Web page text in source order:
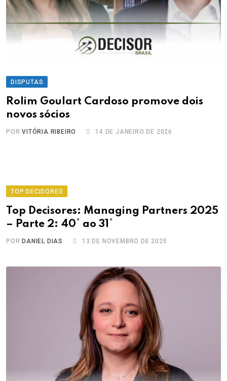
DISPUTAS
Rolim Goulart Cardoso promove dois
novos sócios
PORVITÓRIA RIBEIRO 14 DE JANEIRO DE 2026
TOP DECISORES
Top Decisores: Managing Partners 2025
– Parte 2: 40° ao 31°
POR DANIEL DIAS 13 DE NOVEMBRO DE 2025